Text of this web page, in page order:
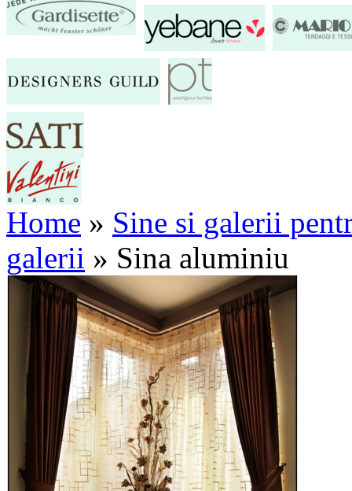
Home » Sine si galerii
galerii » Sina aluminiu